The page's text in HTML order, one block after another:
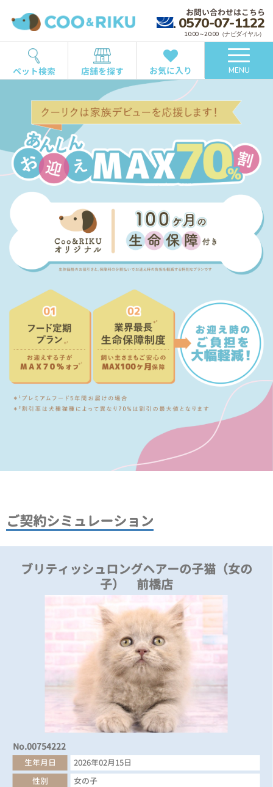
お問い合わせはこちら
0570-07-1122
10:00～20:00（ナビダイヤル）
ペット検索 店舗を探す お気に入り MENU
ご契約シミュレーション
ブリティッシュロングヘアーの子猫（女の
子） 前橋店
No.00754222
生年月日
2026年02月15日
性別
女の子